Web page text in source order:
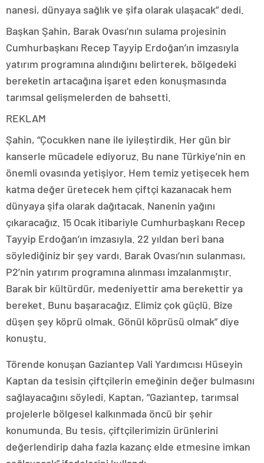
nanesi, dünyaya sağlık ve şifa olarak ulaşacak” dedi.
Başkan Şahin, Barak Ovası’nın sulama projesinin
Cumhurbaşkanı Recep Tayyip Erdoğan’ın imzasıyla
yatırım programına alındığını belirterek, bölgedeki
bereketin artacağına işaret eden konuşmasında
tarımsal gelişmelerden de bahsetti.
REKLAM
Şahin, “Çocukken nane ile iyileştirdik. Her gün bir
kanserle mücadele ediyoruz. Bu nane Türkiye’nin en
önemli ovasında yetişiyor. Hem temiz yetişecek hem
katma değer üretecek hem çiftçi kazanacak hem
dünyaya şifa olarak dağıtacak. Nanenin yağını
çıkaracağız. 15 Ocak itibariyle Cumhurbaşkanı Recep
Tayyip Erdoğan’ın imzasıyla. 22 yıldan beri bana
söylediğiniz bir şey vardı. Barak Ovası’nın sulanması,
P2’nin yatırım programına alınması imzalanmıştır.
Barak bir kültürdür, medeniyettir ama berekettir ya
bereket. Bunu başaracağız. Elimiz çok güçlü. Bize
düşen şey köprü olmak. Gönül köprüsü olmak” diye
konuştu.
Törende konuşan Gaziantep Vali Yardımcısı Hüseyin
Kaptan da tesisin çiftçilerin emeğinin değer bulmasını
sağlayacağını söyledi. Kaptan, “Gaziantep, tarımsal
projelerle bölgesel kalkınmada öncü bir şehir
konumunda. Bu tesis, çiftçilerimizin ürünlerini
değerlendirip daha fazla kazanç elde etmesine imkan